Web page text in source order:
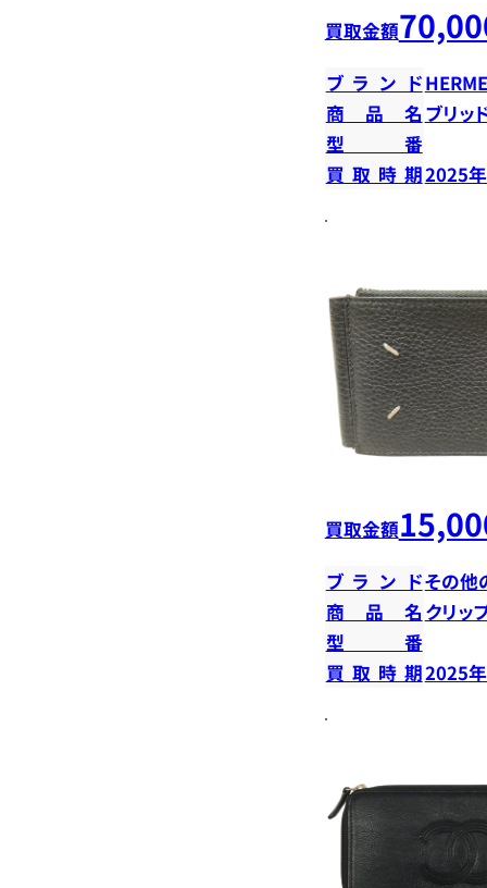
買取金額
ブランド
商品名 ブリッ
型番
買取時期2025
買取金額
ブランドその他
商品名 クリッ
型番
買取時期2025